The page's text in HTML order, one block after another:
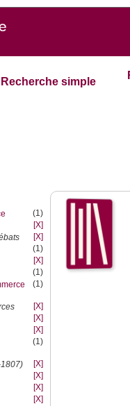
Recherche simple
(1)
[X]
[X]
(1)
[X]
(1)
(1)
[X]
[X]
[X]
(1)
[X]
[X]
[X]
[X]